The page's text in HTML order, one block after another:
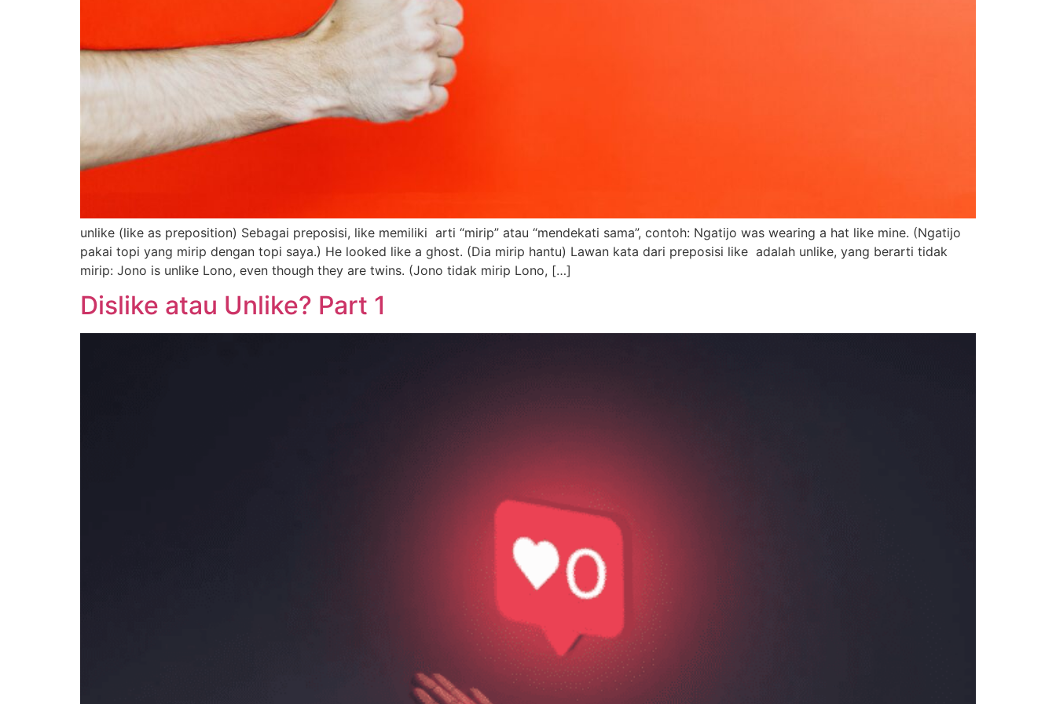
unlike (like as preposition) Sebagai preposisi, like memiliki arti “mirip” atau “mendekati sama”, contoh: Ngatijo was wearing a hat like mine. (Ngatijo
pakai topi yang mirip dengan topi saya.) He looked like a ghost. (Dia mirip hantu) Lawan kata dari preposisi like adalah unlike, yang berarti tidak
mirip: Jono is unlike Lono, even though they are twins. (Jono tidak mirip Lono, […]
Dislike atau Unlike? Part 1